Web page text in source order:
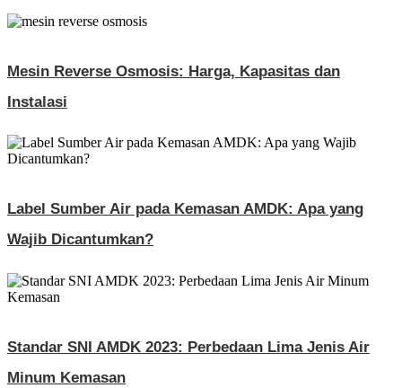
Mesin Reverse Osmosis: Harga, Kapasitas dan
Instalasi
Label Sumber Air pada Kemasan AMDK: Apa yang
Wajib Dicantumkan?
Standar SNI AMDK 2023: Perbedaan Lima Jenis Air
Minum Kemasan